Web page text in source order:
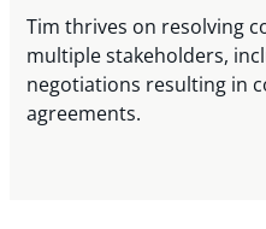
Tim thrives on resolving
multiple stakeholders,
negotiations resulting in
agreements.